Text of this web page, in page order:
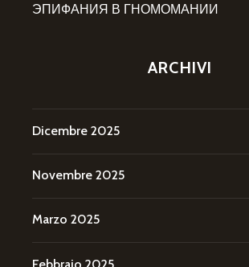
ЭПИФАНИЯ В ГНОМОМАНИИ
ARCHIVI
Dicembre 2025
Novembre 2025
Marzo 2025
Febbraio 2025